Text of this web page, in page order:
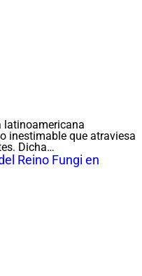
latinoamericana
inestimable que atraviesa
Dicha…
Reino Fungi en